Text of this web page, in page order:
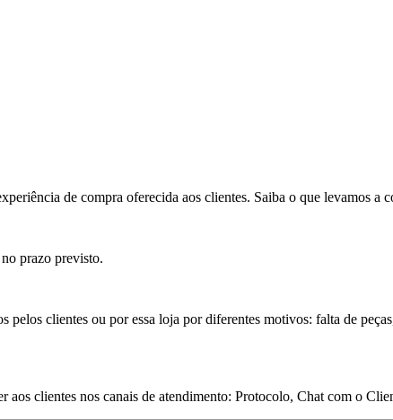
de compra oferecida aos clientes. Saiba o que levamos a
prazo previsto.
pelos clientes ou por essa loja por diferentes motivos: falta de
aos clientes nos canais de atendimento: Protocolo, Chat com o